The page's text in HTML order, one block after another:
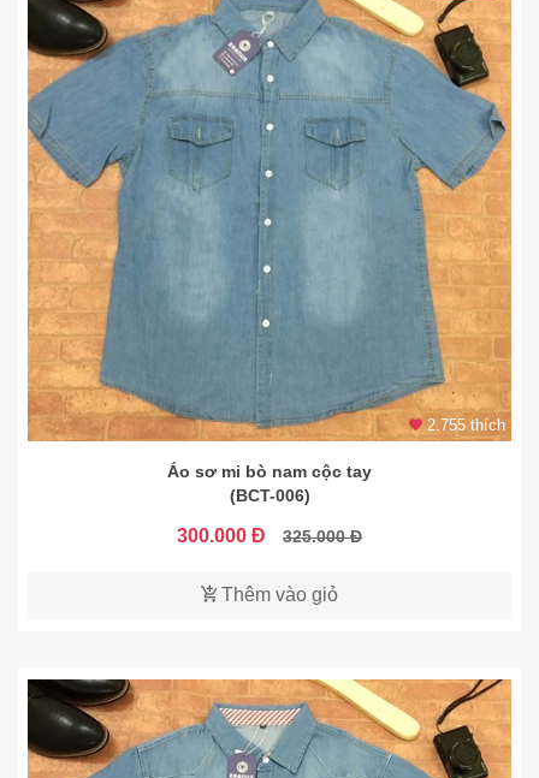
2.755 thích
Áo sơ mi bò nam cộc tay
(BCT-006)
300.000 Đ 325.000 Đ
Thêm vào giỏ